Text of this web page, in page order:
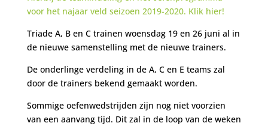
voor het najaar veld seizoen 2019-2020. Klik hier!
Triade A, B en C trainen woensdag 19 en 26 juni al in
de nieuwe samenstelling met de nieuwe trainers.
De onderlinge verdeling in de A, C en E teams zal
door de trainers bekend gemaakt worden.
Sommige oefenwedstrijden zijn nog niet voorzien
van een aanvang tijd. Dit zal in de loop van de weken